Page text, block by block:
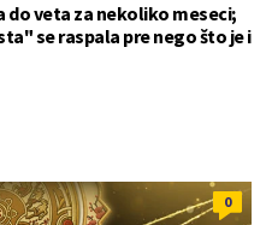
do veta za nekoliko meseci;
se raspala pre nego što je i
0